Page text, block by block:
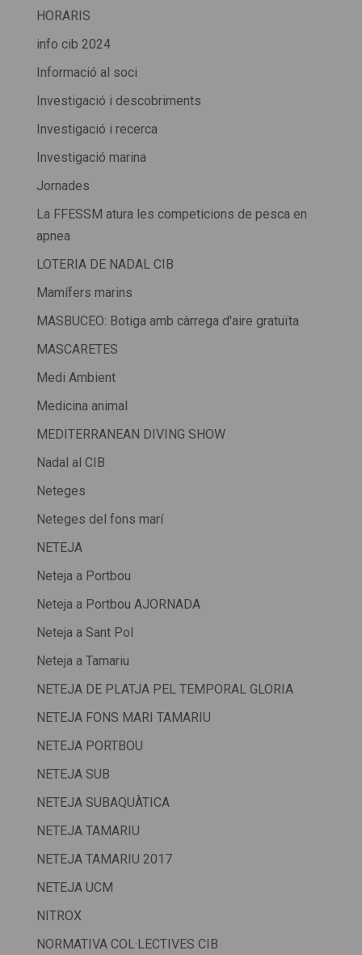
HORARIS
info cib 2024
Informació al soci
Investigació i descobriments
Investigació i recerca
Investigació marina
Jornades
La FFESSM atura les competicions de pesca en
apnea
LOTERIA DE NADAL CIB
Mamífers marins
MASBUCEO: Botiga amb càrrega d'aire gratuïta
MASCARETES
Medi Ambient
Medicina animal
MEDITERRANEAN DIVING SHOW
Nadal al CIB
Neteges
Neteges del fons marí
NETEJA
Neteja a Portbou
Neteja a Portbou AJORNADA
Neteja a Sant Pol
Neteja a Tamariu
NETEJA DE PLATJA PEL TEMPORAL GLORIA
NETEJA FONS MARI TAMARIU
NETEJA PORTBOU
NETEJA SUB
NETEJA SUBAQUÀTICA
NETEJA TAMARIU
NETEJA TAMARIU 2017
NETEJA UCM
NITROX
NORMATIVA COL·LECTIVES CIB